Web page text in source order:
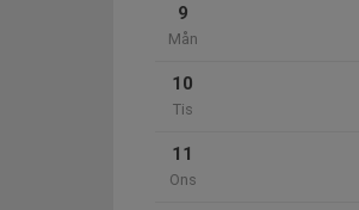
9
Mån
10
Tis
11
Ons